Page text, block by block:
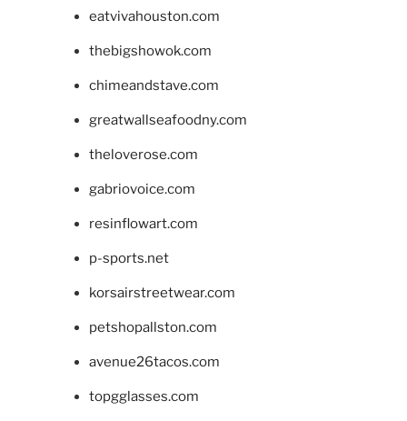
eatvivahouston.com
thebigshowok.com
chimeandstave.com
greatwallseafoodny.com
theloverose.com
gabriovoice.com
resinflowart.com
p-sports.net
korsairstreetwear.com
petshopallston.com
avenue26tacos.com
topgglasses.com